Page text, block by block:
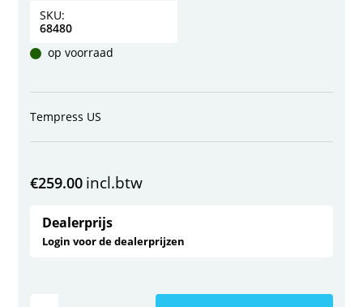
SKU:
68480
op voorraad
Tempress US
€259.00 incl.btw
Dealerprijs
Login voor de dealerprijzen